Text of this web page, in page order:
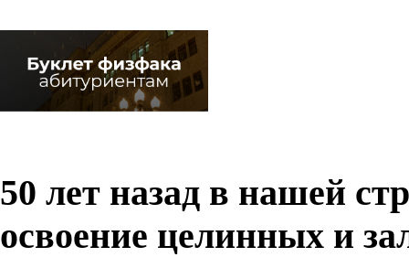
50 лет назад в нашей
освоение целинных и